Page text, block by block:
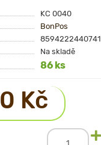
KC 0040
BonPos
8594222440741
Na skladě
86 ks
Kč